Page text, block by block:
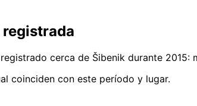
cerca de Šibenik durante
coinciden con este período y lugar.